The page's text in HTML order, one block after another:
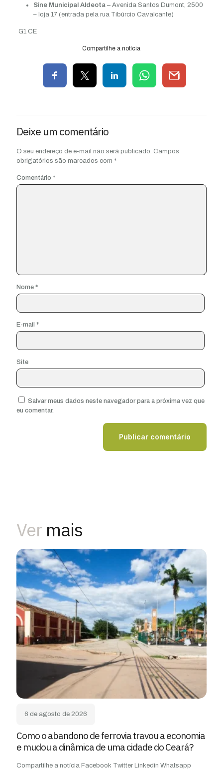
Sine Municipal Aldeota – Avenida Santos Dumont, 2500
– loja 17 (entrada pela rua Tibúrcio Cavalcante)
G1 CE
Compartilhe a notícia
Deixe um comentário
O seu endereço de e-mail não será publicado. Campos
obrigatórios são marcados com *
Comentário *
Nome *
E-mail *
Site
Salvar meus dados neste navegador para a próxima vez que
eu comentar.
Ver mais
6 de agosto de 2026
Como o abandono de ferrovia travou a economia
e mudou a dinâmica de uma cidade do Ceará?
Compartilhe a notícia Facebook Twitter Linkedin Whatsapp